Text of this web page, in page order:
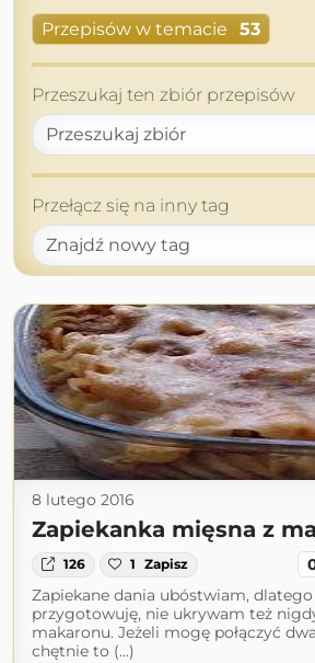
Przepisów w temacie 53
Przeszukaj ten zbiór przepisów
Przełącz się na inny tag
8 lutego 2016
Zapiekanka mięsna z
126 1 Zapisz
Zapiekane dania ubóstwiam,
przygotowuję, nie ukrywam też
makaronu. Jeżeli mogę połączyć
chętnie to (...)